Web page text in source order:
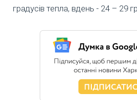
градусів тепла, вдень - 24 – 29